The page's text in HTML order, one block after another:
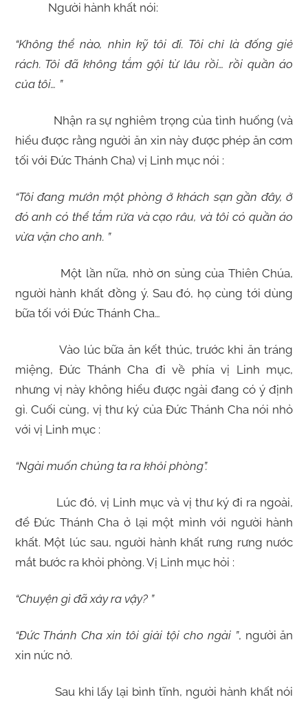
Người hành khất nói:
“Không thể nào, nhìn kỹ tôi đi. Tôi chỉ là đống giẻ
rách. Tôi đã không tắm gội từ lâu rồi… rồi quần áo
của tôi… ”
Nhận ra sự nghiêm trọng của tình huống (và
hiểu được rằng người ăn xin này được phép ăn cơm
tối với Đức Thánh Cha) vị Linh mục nói :
“Tôi đang mướn một phòng ở khách sạn gần đây, ở
đó anh có thể tắm rửa và cạo râu, và tôi có quần áo
vừa vặn cho anh. ”
Một lần nữa, nhờ ơn sủng của Thiên Chúa,
người hành khất đồng ý. Sau đó, họ cùng tới dùng
bữa tối với Đức Thánh Cha…
Vào lúc bữa ăn kết thúc, trước khi ăn tráng
miệng, Đức Thánh Cha đi về phía vị Linh mục,
nhưng vị này không hiểu được ngài đang có ý định
gì. Cuối cùng, vị thư ký của Đức Thánh Cha nói nhỏ
với vị Linh mục :
“Ngài muốn chúng ta ra khỏi phòng”.
Lúc đó, vị Linh mục và vị thư ký đi ra ngoài,
để Đức Thánh Cha ở lại một mình với người hành
khất. Một lúc sau, người hành khất rưng rưng nước
mắt bước ra khỏi phòng. Vị Linh mục hỏi :
“Chuyện gì đã xảy ra vậy? ”
“Đức Thánh Cha xin tôi giải tội cho ngài ”, người ăn
xin nức nở.
Sau khi lấy lại bình tĩnh, người hành khất nói